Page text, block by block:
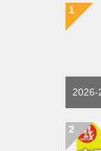
2026-